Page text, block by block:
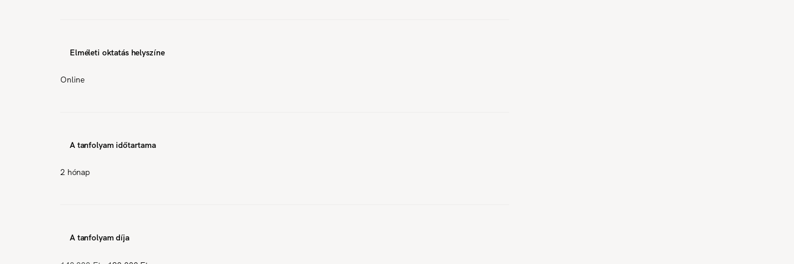
Elméleti oktatás helyszíne
Online
A tanfolyam időtartama
2 hónap
A tanfolyam díja